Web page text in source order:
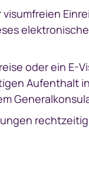
oder ein E-
Aufenthalt